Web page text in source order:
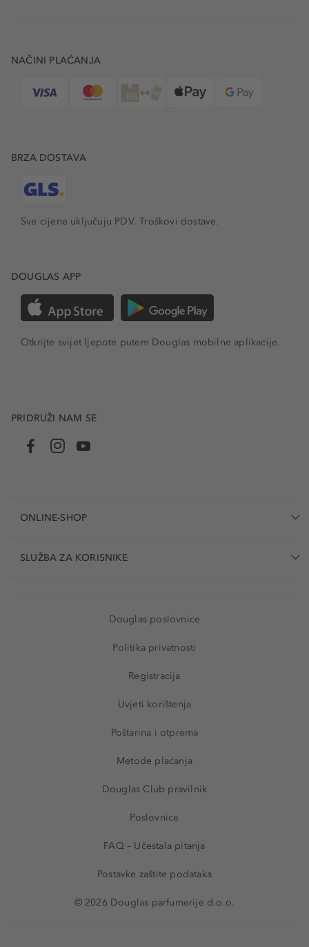
NAČINI PLAĆANJA
BRZA DOSTAVA
Sve cijene uključuju PDV.Troškovi dostave.
DOUGLAS APP
Otkrijte svijet ljepote putem Douglas mobilne aplikacije.
PRIDRUŽI NAM SE
ONLINE-SHOP
SLUŽBA ZA KORISNIKE
Douglas poslovnice
Politika privatnosti
Registracija
Uvjeti korištenja
Poštarina i otprema
Metode plaćanja
Douglas Club pravilnik
Poslovnice
FAQ – Učestala pitanja
Postavke zaštite podataka
© 2026 Douglas parfumerije d.o.o.